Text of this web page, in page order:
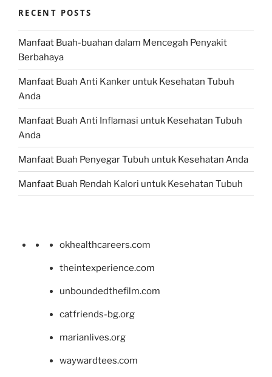
RECENT POSTS
Manfaat Buah-buahan dalam Mencegah Penyakit
Berbahaya
Manfaat Buah Anti Kanker untuk Kesehatan Tubuh
Anda
Manfaat Buah Anti Inflamasi untuk Kesehatan Tubuh
Anda
Manfaat Buah Penyegar Tubuh untuk Kesehatan Anda
Manfaat Buah Rendah Kalori untuk Kesehatan Tubuh
okhealthcareers.com
theintexperience.com
unboundedthefilm.com
catfriends-bg.org
marianlives.org
waywardtees.com